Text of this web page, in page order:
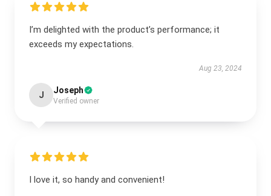
I’m delighted with the product’s performance; it
exceeds my expectations.
Aug 23, 2024
J Joseph
Verified owner
I love it, so handy and convenient!